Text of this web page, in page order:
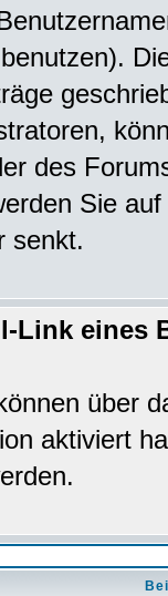
des
Sie
senkt.
Link eines
über
aktiviert